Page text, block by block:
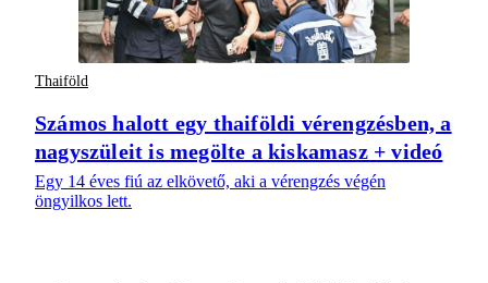
Thaiföld
Számos halott egy thaiföldi vérengzésben, a
nagyszüleit is megölte a kiskamasz + videó
Egy 14 éves fiú az elkövető, aki a vérengzés végén
öngyilkos lett.